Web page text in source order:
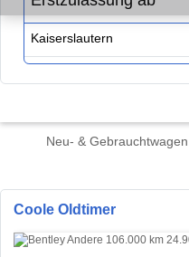
Neu- &
Coole Oldtimer